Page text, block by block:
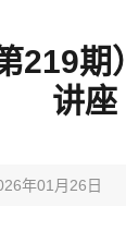
219
讲座
年01月26日